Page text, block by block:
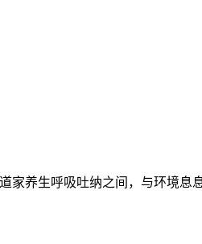
养生呼吸吐纳之间，与环境